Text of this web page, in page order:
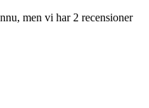
men vi har 2 recensioner